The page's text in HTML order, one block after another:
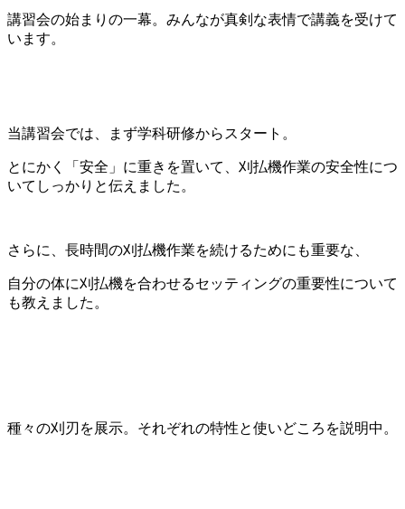
講習会の始まりの一幕。みんなが真剣な表情で講義を受けて
います。
当講習会では、まず学科研修からスタート。
とにかく「安全」に重きを置いて、刈払機作業の安全性につ
いてしっかりと伝えました。
さらに、長時間の刈払機作業を続けるためにも重要な、
自分の体に刈払機を合わせるセッティングの重要性について
も教えました。
種々の刈刃を展示。それぞれの特性と使いどころを説明中。